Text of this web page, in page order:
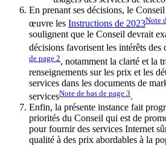
En prenant ses décisions, le
œuvre les Instructions de 2023Note
soulignent que le Conseil devrait
décisions favorisent les intérêts des
de page 2, notamment la clarté et la
renseignements sur les prix et les
services dans les documents de
servicesNote de bas de page 3.
Enfin, la présente instance fait
priorités du Conseil qui est de
pour fournir des services Internet
qualité à des prix abordables à la